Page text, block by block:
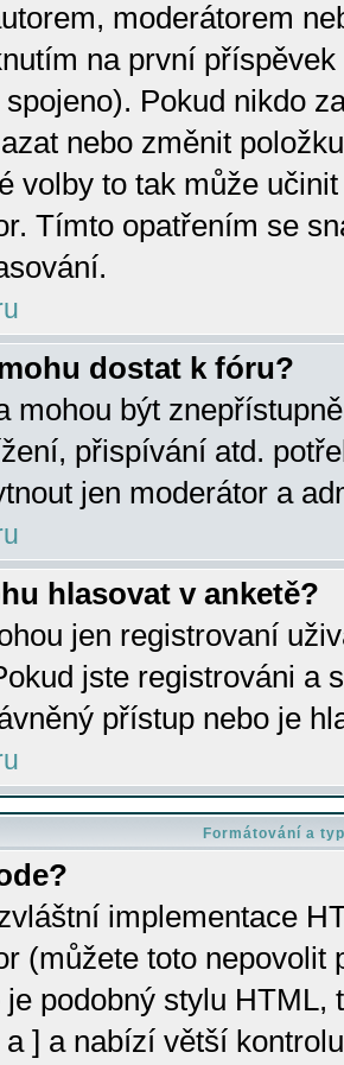
moderátorem
na první
Pokud nikdo
nebo změnit
volby to tak může
Tímto opatřením se
dostat k fóru?
mohou být
přispívání atd.
jen moderátor a
hlasovat v anketě?
jen registrovaní
jste registrováni a
přístup nebo je
Formátování a
implementace
(můžete toto
podobný stylu HTML,
] a nabízí větší